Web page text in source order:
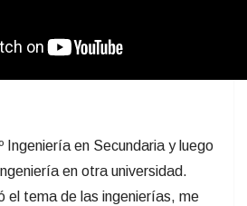
Ingeniería en Secundaria y luego
en otra universidad.
el tema de las ingenierías, me